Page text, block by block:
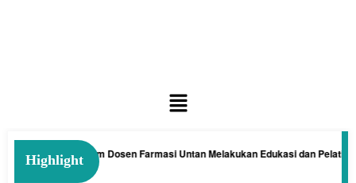
Highlight
Kelakai: Tim Dosen Farmasi Untan Melakukan Edukasi dan Pelatihan